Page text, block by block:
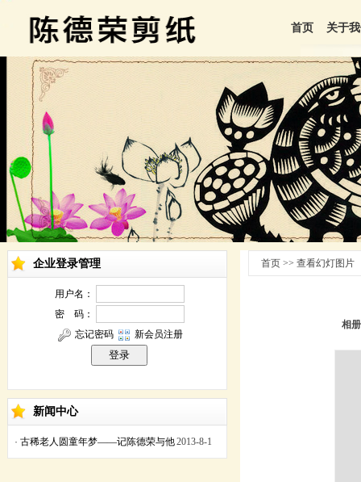
首页 关于
企业登录管理
新闻中心
2013-8-1
· 古稀老人圆童年梦——记陈德荣与他
的剪纸艺术
首页 >> 查看幻灯图片
相